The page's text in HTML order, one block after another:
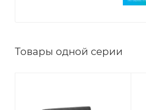
Товары одной серии